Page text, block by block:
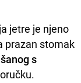
jetre je njeno
prazan stomak
s